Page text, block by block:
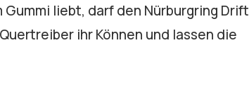
liebt, darf den Nürburgring Drift
ihr Können und lassen die